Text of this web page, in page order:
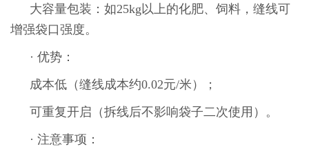
大容量包装：如25kg以上的化肥、饲料，缝线可
增强袋口强度。
· 优势：
成本低（缝线成本约0.02元/米）；
可重复开启（拆线后不影响袋子二次使用）。
· 注意事项：